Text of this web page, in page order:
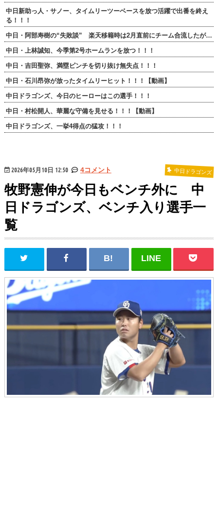
中日新助っ人・サノー、タイムリーツーベースを放つ活躍で出番を終え
る！！！
中日・阿部寿樹の“失敗談” 楽天移籍時は2月直前にチーム合流したが…
中日・上林誠知、今季第2号ホームランを放つ！！！
中日・吉田聖弥、満塁ピンチを切り抜け無失点！！！
中日・石川昂弥が放ったタイムリーヒット！！！【動画】
中日ドラゴンズ、今日のヒーローはこの選手！！！
中日・村松開人、華麗な守備を見せる！！！【動画】
中日ドラゴンズ、一挙4得点の猛攻！！！
2026年05月10日 12:50 4コメント 中日ドラゴンズ
牧野憲伸が今日もベンチ外に 中
日ドラゴンズ、ベンチ入り選手一
覧